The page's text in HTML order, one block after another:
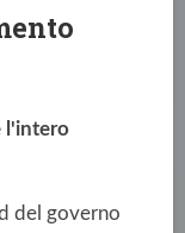
l'intero
del governo